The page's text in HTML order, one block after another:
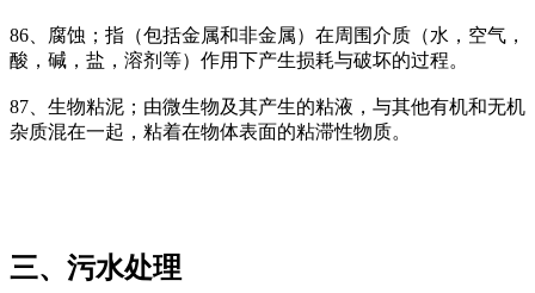
86、腐蚀；指（包括金属和非金属）在周围介质（水，空气，
酸，碱，盐，溶剂等）作用下产生损耗与破坏的过程。
87、生物粘泥；由微生物及其产生的粘液，与其他有机和无机
杂质混在一起，粘着在物体表面的粘滞性物质。
三、污水处理